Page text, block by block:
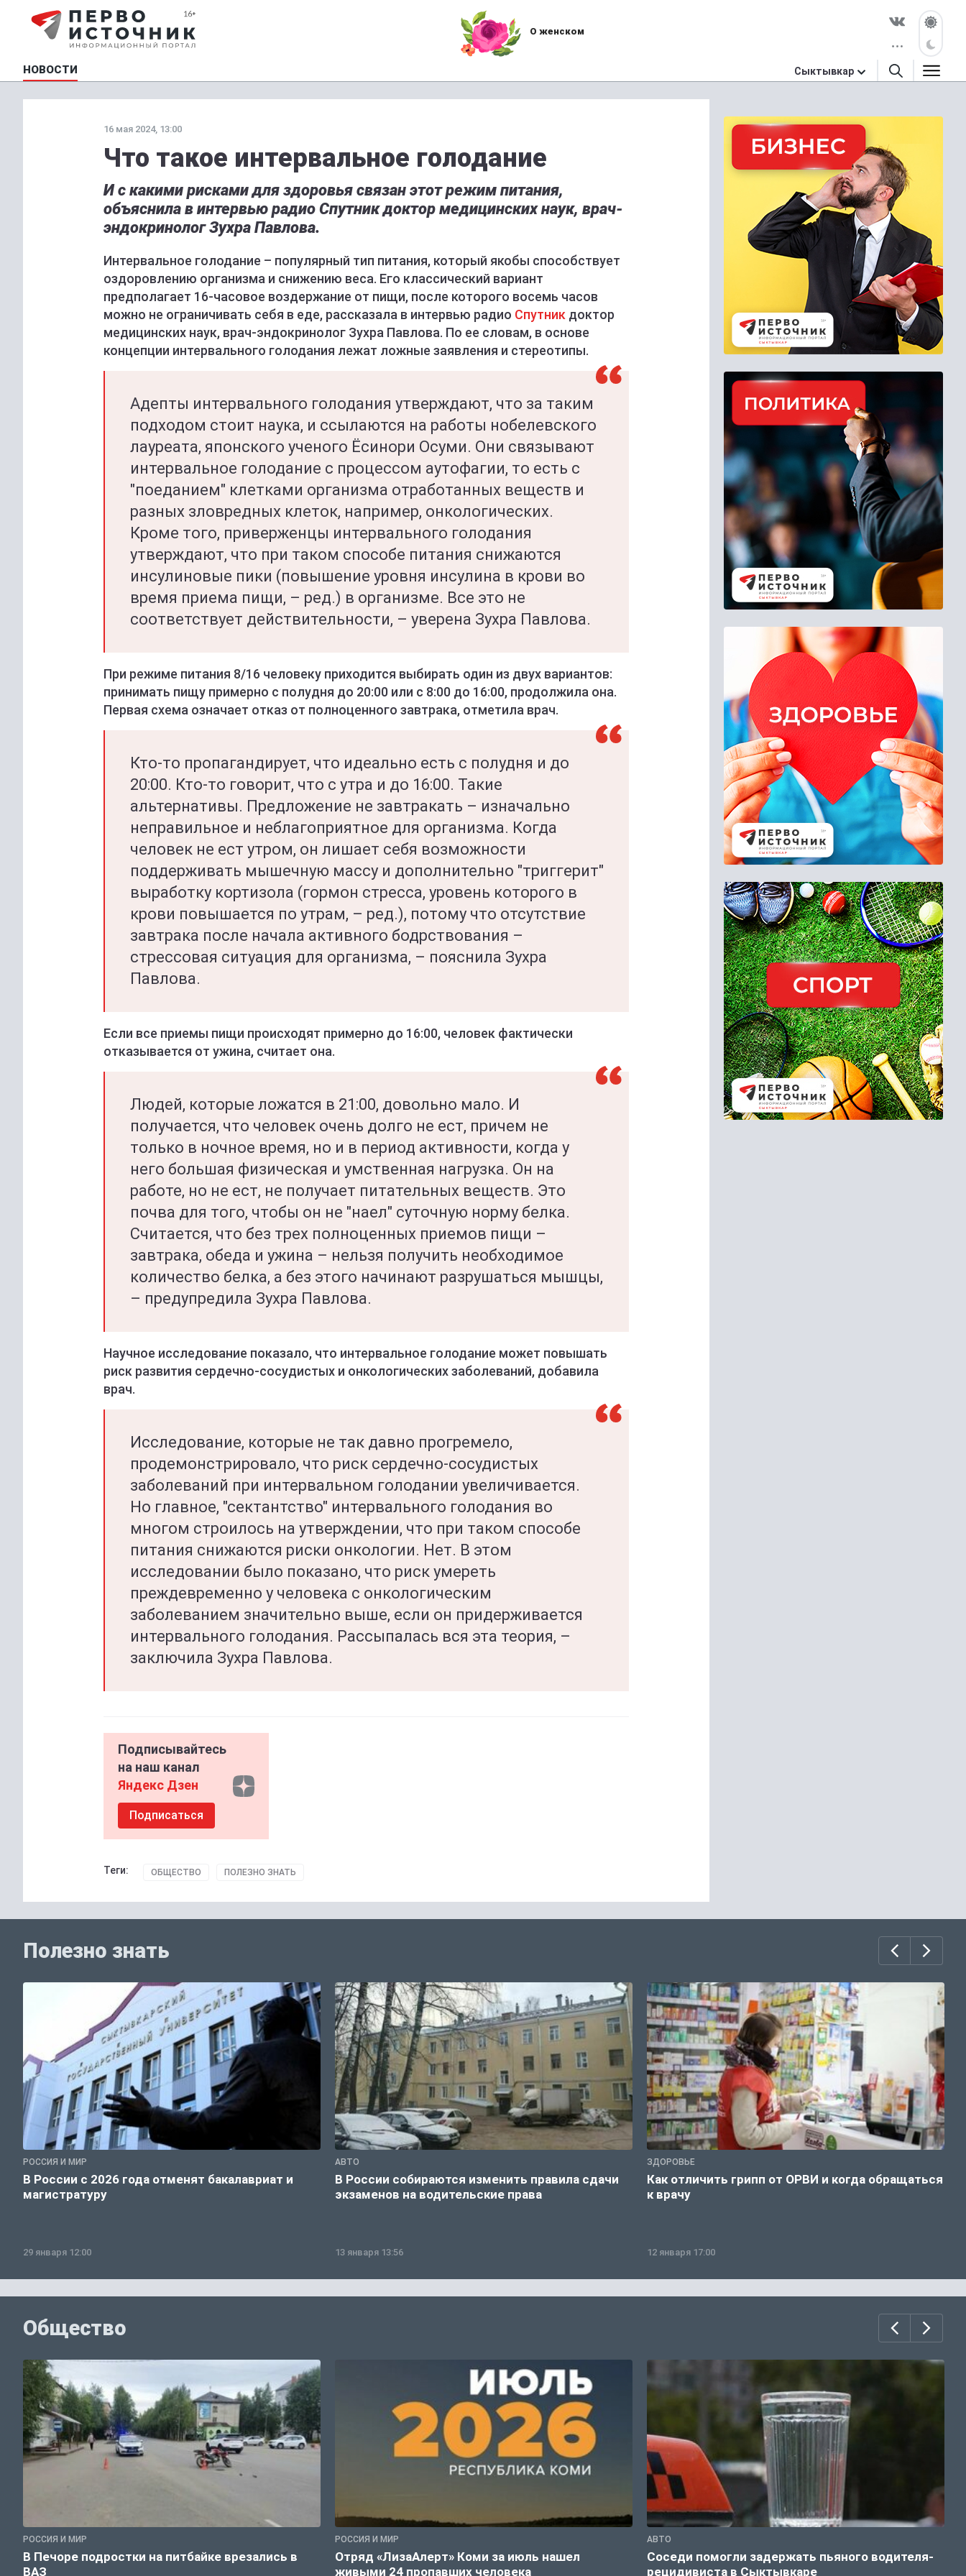
О женском
НОВОСТИ Сыктывкар
16 мая 2024, 13:00
Что такое интервальное голодание
И с какими рисками для здоровья связан этот режим питания,
объяснила в интервью радио Спутник доктор медицинских наук, врач-
эндокринолог Зухра Павлова.
Интервальное голодание – популярный тип питания, который якобы способствует
оздоровлению организма и снижению веса. Его классический вариант
предполагает 16-часовое воздержание от пищи, после которого восемь часов
можно не ограничивать себя в еде, рассказала в интервью радио Спутник доктор
медицинских наук, врач-эндокринолог Зухра Павлова. По ее словам, в основе
концепции интервального голодания лежат ложные заявления и стереотипы.
Адепты интервального голодания утверждают, что за таким
подходом стоит наука, и ссылаются на работы нобелевского
лауреата, японского ученого Ёсинори Осуми. Они связывают
интервальное голодание с процессом аутофагии, то есть с
"поеданием" клетками организма отработанных веществ и
разных зловредных клеток, например, онкологических.
Кроме того, приверженцы интервального голодания
утверждают, что при таком способе питания снижаются
инсулиновые пики (повышение уровня инсулина в крови во
время приема пищи, – ред.) в организме. Все это не
соответствует действительности, – уверена Зухра Павлова.
При режиме питания 8/16 человеку приходится выбирать один из двух вариантов:
принимать пищу примерно с полудня до 20:00 или с 8:00 до 16:00, продолжила она.
Первая схема означает отказ от полноценного завтрака, отметила врач.
Кто-то пропагандирует, что идеально есть с полудня и до
20:00. Кто-то говорит, что с утра и до 16:00. Такие
альтернативы. Предложение не завтракать – изначально
неправильное и неблагоприятное для организма. Когда
человек не ест утром, он лишает себя возможности
поддерживать мышечную массу и дополнительно "триггерит"
выработку кортизола (гормон стресса, уровень которого в
крови повышается по утрам, – ред.), потому что отсутствие
завтрака после начала активного бодрствования –
стрессовая ситуация для организма, – пояснила Зухра
Павлова.
Если все приемы пищи происходят примерно до 16:00, человек фактически
отказывается от ужина, считает она.
Людей, которые ложатся в 21:00, довольно мало. И
получается, что человек очень долго не ест, причем не
только в ночное время, но и в период активности, когда у
него большая физическая и умственная нагрузка. Он на
работе, но не ест, не получает питательных веществ. Это
почва для того, чтобы он не "наел" суточную норму белка.
Считается, что без трех полноценных приемов пищи –
завтрака, обеда и ужина – нельзя получить необходимое
количество белка, а без этого начинают разрушаться мышцы,
– предупредила Зухра Павлова.
Научное исследование показало, что интервальное голодание может повышать
риск развития сердечно-сосудистых и онкологических заболеваний, добавила
врач.
Исследование, которые не так давно прогремело,
продемонстрировало, что риск сердечно-сосудистых
заболеваний при интервальном голодании увеличивается.
Но главное, "сектантство" интервального голодания во
многом строилось на утверждении, что при таком способе
питания снижаются риски онкологии. Нет. В этом
исследовании было показано, что риск умереть
преждевременно у человека с онкологическим
заболеванием значительно выше, если он придерживается
интервального голодания. Рассыпалась вся эта теория, –
заключила Зухра Павлова.
Подписывайтесь
на наш канал
Яндекс Дзен
Подписаться
Теги: ОБЩЕСТВО ПОЛЕЗНО ЗНАТЬ
Полезно знать
РОССИЯ И МИР
В России с 2026 года отменят бакалавриат и
магистратуру
29 января 12:00
АВТО
В России собираются изменить правила сдачи
экзаменов на водительские права
13 января 13:56
ЗДОРОВЬЕ
Как отличить грипп от ОРВИ и когда обращаться
к врачу
12 января 17:00
Общество
РОССИЯ И МИР
В Печоре подростки на питбайке врезались в
ВАЗ
РОССИЯ И МИР
Отряд «ЛизаАлерт» Коми за июль нашел
живыми 24 пропавших человека
АВТО
Соседи помогли задержать пьяного водителя-
рецидивиста в Сыктывкаре